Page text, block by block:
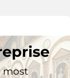
most